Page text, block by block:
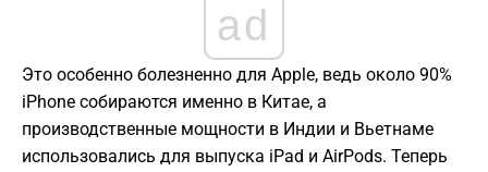
ad
Это особенно болезненно для Apple, ведь около 90%
iPhone собираются именно в Китае, а
производственные мощности в Индии и Вьетнаме
использовались для выпуска iPad и AirPods. Теперь